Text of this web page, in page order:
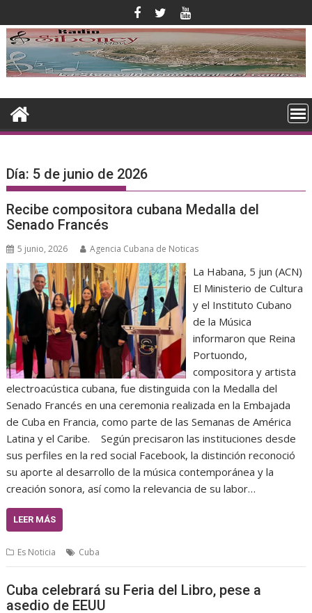
al
contenido
Día: 5 de junio de 2026
Recibe compositora cubana Medalla del
Senado Francés
5 junio, 2026 Agencia Cubana de Noticas
La Habana, 5 jun (ACN)
El Ministerio de Cultura
y el Instituto Cubano
de la Música
informaron que Reina
Portuondo,
compositora y artista
electroacústica cubana, fue distinguida con la Medalla del
Senado Francés en una ceremonia realizada en la Embajada
de Cuba en Francia, como parte de las Semanas de América
Latina y el Caribe. Según precisaron las instituciones desde
sus perfiles en la red social Facebook, la distinción reconoció
su aporte al desarrollo de la música contemporánea y la
creación sonora, así como la relevancia de su labor…
LEER MÁS
Es Noticia Cuba
Cuba celebrará su Feria del Libro, pese a
asedio de EEUU